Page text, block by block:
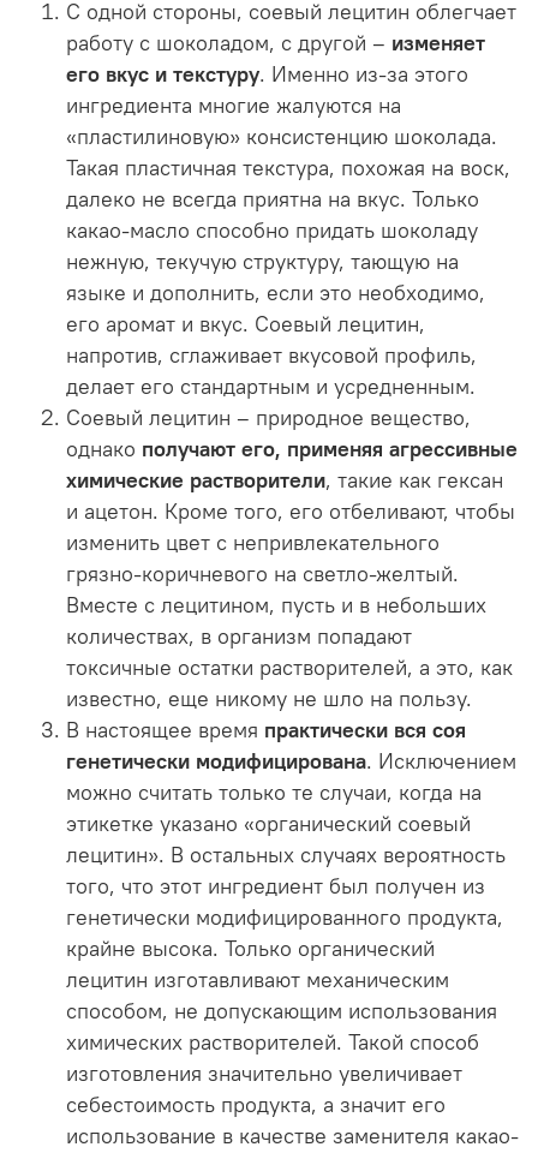
С одной стороны, соевый лецитин облегчает
работу с шоколадом, с другой – изменяет
его вкус и текстуру. Именно из-за этого
ингредиента многие жалуются на
«пластилиновую» консистенцию шоколада.
Такая пластичная текстура, похожая на воск,
далеко не всегда приятна на вкус. Только
какао-масло способно придать шоколаду
нежную, текучую структуру, тающую на
языке и дополнить, если это необходимо,
его аромат и вкус. Соевый лецитин,
напротив, сглаживает вкусовой профиль,
делает его стандартным и усредненным.
Соевый лецитин – природное вещество,
однако получают его, применяя агрессивные
химические растворители, такие как гексан
и ацетон. Кроме того, его отбеливают, чтобы
изменить цвет с непривлекательного
грязно-коричневого на светло-желтый.
Вместе с лецитином, пусть и в небольших
количествах, в организм попадают
токсичные остатки растворителей, а это, как
известно, еще никому не шло на пользу.
В настоящее время практически вся соя
генетически модифицирована. Исключением
можно считать только те случаи, когда на
этикетке указано «органический соевый
лецитин». В остальных случаях вероятность
того, что этот ингредиент был получен из
генетически модифицированного продукта,
крайне высока. Только органический
лецитин изготавливают механическим
способом, не допускающим использования
химических растворителей. Такой способ
изготовления значительно увеличивает
себестоимость продукта, а значит его
использование в качестве заменителя какао-